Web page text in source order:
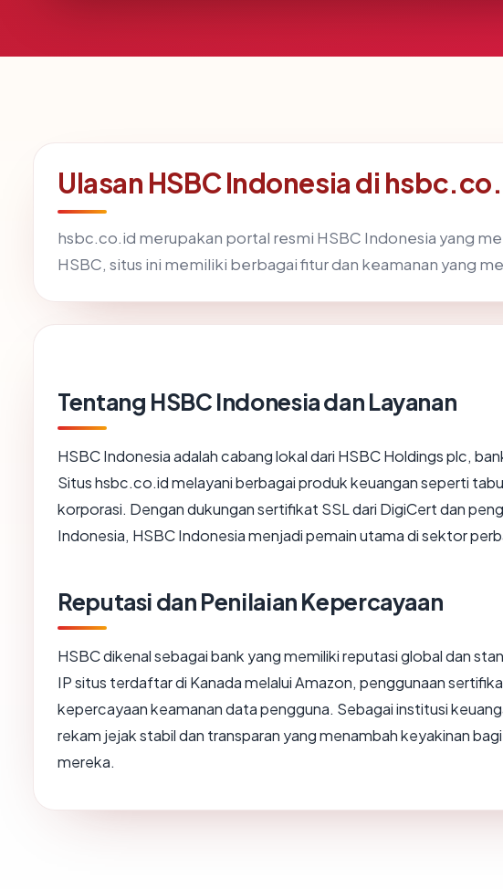
Ulasan HSBC Indonesia di
hsbc.co.id merupakan portal resmi HSBC Indonesia yang
HSBC, situs ini memiliki berbagai fitur dan keamanan yang
Tentang HSBC Indonesia dan Layanan
HSBC Indonesia adalah cabang lokal dari HSBC Holdings plc,
Situs hsbc.co.id melayani berbagai produk keuangan seperti
korporasi. Dengan dukungan sertifikat SSL dari DigiCert dan
Indonesia, HSBC Indonesia menjadi pemain utama di sektor
Reputasi dan Penilaian Kepercayaan
HSBC dikenal sebagai bank yang memiliki reputasi global dan
IP situs terdaftar di Kanada melalui Amazon, penggunaan
kepercayaan keamanan data pengguna. Sebagai institusi
rekam jejak stabil dan transparan yang menambah keyakinan
mereka.